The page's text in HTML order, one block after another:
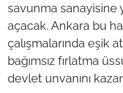
savunma sanayisine
açacak. Ankara bu
çalışmalarında eşik
bağımsız fırlatma
devlet unvanını